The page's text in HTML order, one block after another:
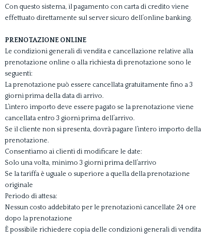
Con questo sistema, il pagamento con carta di credito viene
effettuato direttamente sul server sicuro dell’online banking.
PRENOTAZIONE ONLINE
Le condizioni generali di vendita e cancellazione relative alla
prenotazione online o alla richiesta di prenotazione sono le
seguenti:
La prenotazione può essere cancellata gratuitamente fino a 3
giorni prima della data di arrivo.
L’intero importo deve essere pagato se la prenotazione viene
cancellata entro 3 giorni prima dell’arrivo.
Se il cliente non si presenta, dovrà pagare l’intero importo della
prenotazione.
Consentiamo ai clienti di modificare le date:
Solo una volta, minimo 3 giorni prima dell’arrivo
Se la tariffa è uguale o superiore a quella della prenotazione
originale
Periodo di attesa:
Nessun costo addebitato per le prenotazioni cancellate 24 ore
dopo la prenotazione
È possibile richiedere copia delle condizioni generali di vendita